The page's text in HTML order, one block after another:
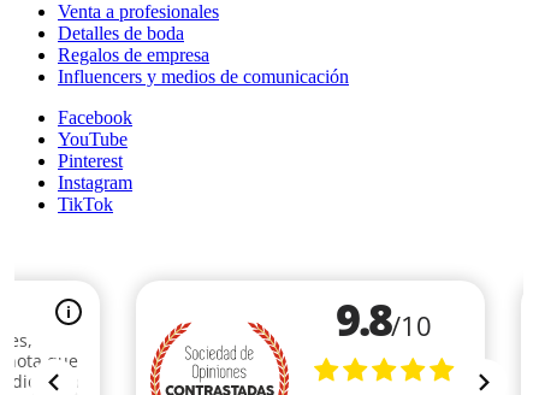
Venta a profesionales
Detalles de boda
Regalos de empresa
Influencers y medios de comunicación
Facebook
YouTube
Pinterest
Instagram
TikTok